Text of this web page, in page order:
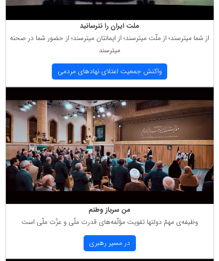
ملت ایران را نترسانید
از شما میترسند؛ از ملّت میترسند؛ از ایمانتان میترسند؛ از حضور شما در صحنه
میترسند
واكنش جمعیت اعتلای نهادهای مردمی
من سرباز وطنم
وظیفه‌ی مهمّ دولتها تقویت مؤلّفه‌های قدرت ملّی و عزّت ملّی است
در مسیر رهبری